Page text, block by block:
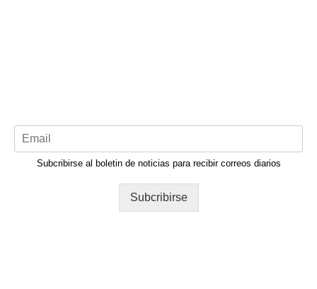
Subcribirse al boletin de noticias para recibir correos diarios
Subcribirse